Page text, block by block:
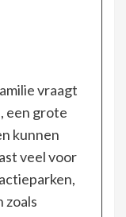
vraagt
een grote
kunnen
veel voor
zoals